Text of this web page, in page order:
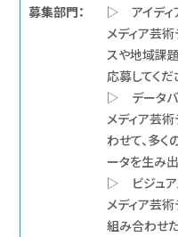
募集部門：
▷ アイディ
メディア芸
スや地域課
応募してくだ
▷ データバ
メディア芸
わせて、多
ータを生み出
▷ ビジュア
メディア芸
組み合わせ